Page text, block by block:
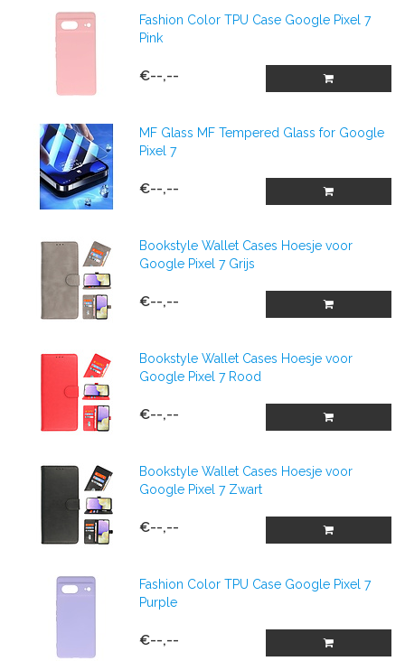
Fashion Color TPU Case Google Pixel 7
Pink
€--,--
MF Glass MF Tempered Glass for Google
Pixel 7
€--,--
Bookstyle Wallet Cases Hoesje voor
Google Pixel 7 Grijs
€--,--
Bookstyle Wallet Cases Hoesje voor
Google Pixel 7 Rood
€--,--
Bookstyle Wallet Cases Hoesje voor
Google Pixel 7 Zwart
€--,--
Fashion Color TPU Case Google Pixel 7
Purple
€--,--